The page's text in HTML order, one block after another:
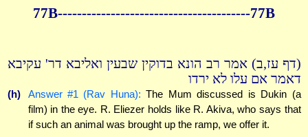
77B----------------------------------------77B
(דף עז,ב) אמר רב הונא בדוקין שבעין ואליבא דר' עקיבא
דאמר אם עלו לא ירדו
(h) Answer #1 (Rav Huna): The Mum discussed is Dukin (a
film) in the eye. R. Eliezer holds like R. Akiva, who says that
if such an animal was brought up the ramp, we offer it.